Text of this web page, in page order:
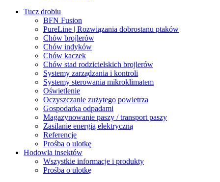
Tucz drobiu
BFN Fusion
PureLine | Rozwiązania dobrostanu ptaków
Chów brojlerów
Chów indyków
Chów kaczek
Chów stad rodzicielskich brojlerów
Systemy zarządzania i kontroli
Systemy sterowania mikroklimatem
Oświetlenie
Oczyszczanie zużytego powietrza
Gospodarka odpadami
Magazynowanie paszy / transport paszy
Zasilanie energią elektryczną
Referencje
Prośba o ulotkę
Hodowla insektów
Wszystkie informacje i produkty
Prośba o ulotkę